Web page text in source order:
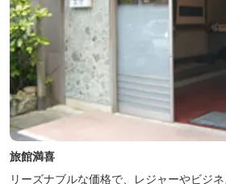
旅館満喜
リーズナブルな価格で、レジャーやビジネ